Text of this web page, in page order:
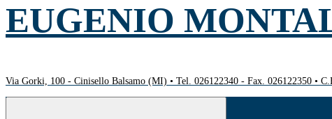
EUGENIO
Via Gorki, 100 - Cinisello Balsamo (MI) • Tel. 026122340 - Fax. 026122350 •